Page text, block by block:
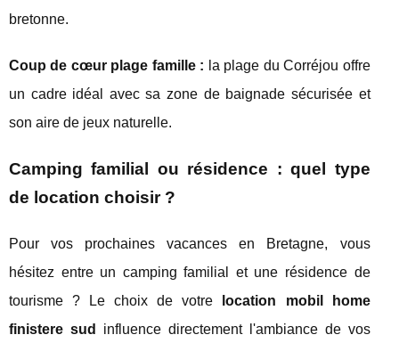
bretonne.
Coup de cœur plage famille : la plage du Corréjou offre
un cadre idéal avec sa zone de baignade sécurisée et
son aire de jeux naturelle.
Camping familial ou résidence : quel type
de location choisir ?
Pour vos prochaines vacances en Bretagne, vous
hésitez entre un camping familial et une résidence de
tourisme ? Le choix de votre
location mobil home
finistere sud
influence directement l'ambiance de vos